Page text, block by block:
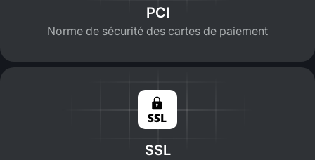
PCI
Norme de sécurité des cartes de paiement
SSL